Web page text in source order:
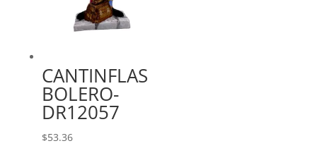
CANTINFLAS
BOLERO-
DR12057
$53.36